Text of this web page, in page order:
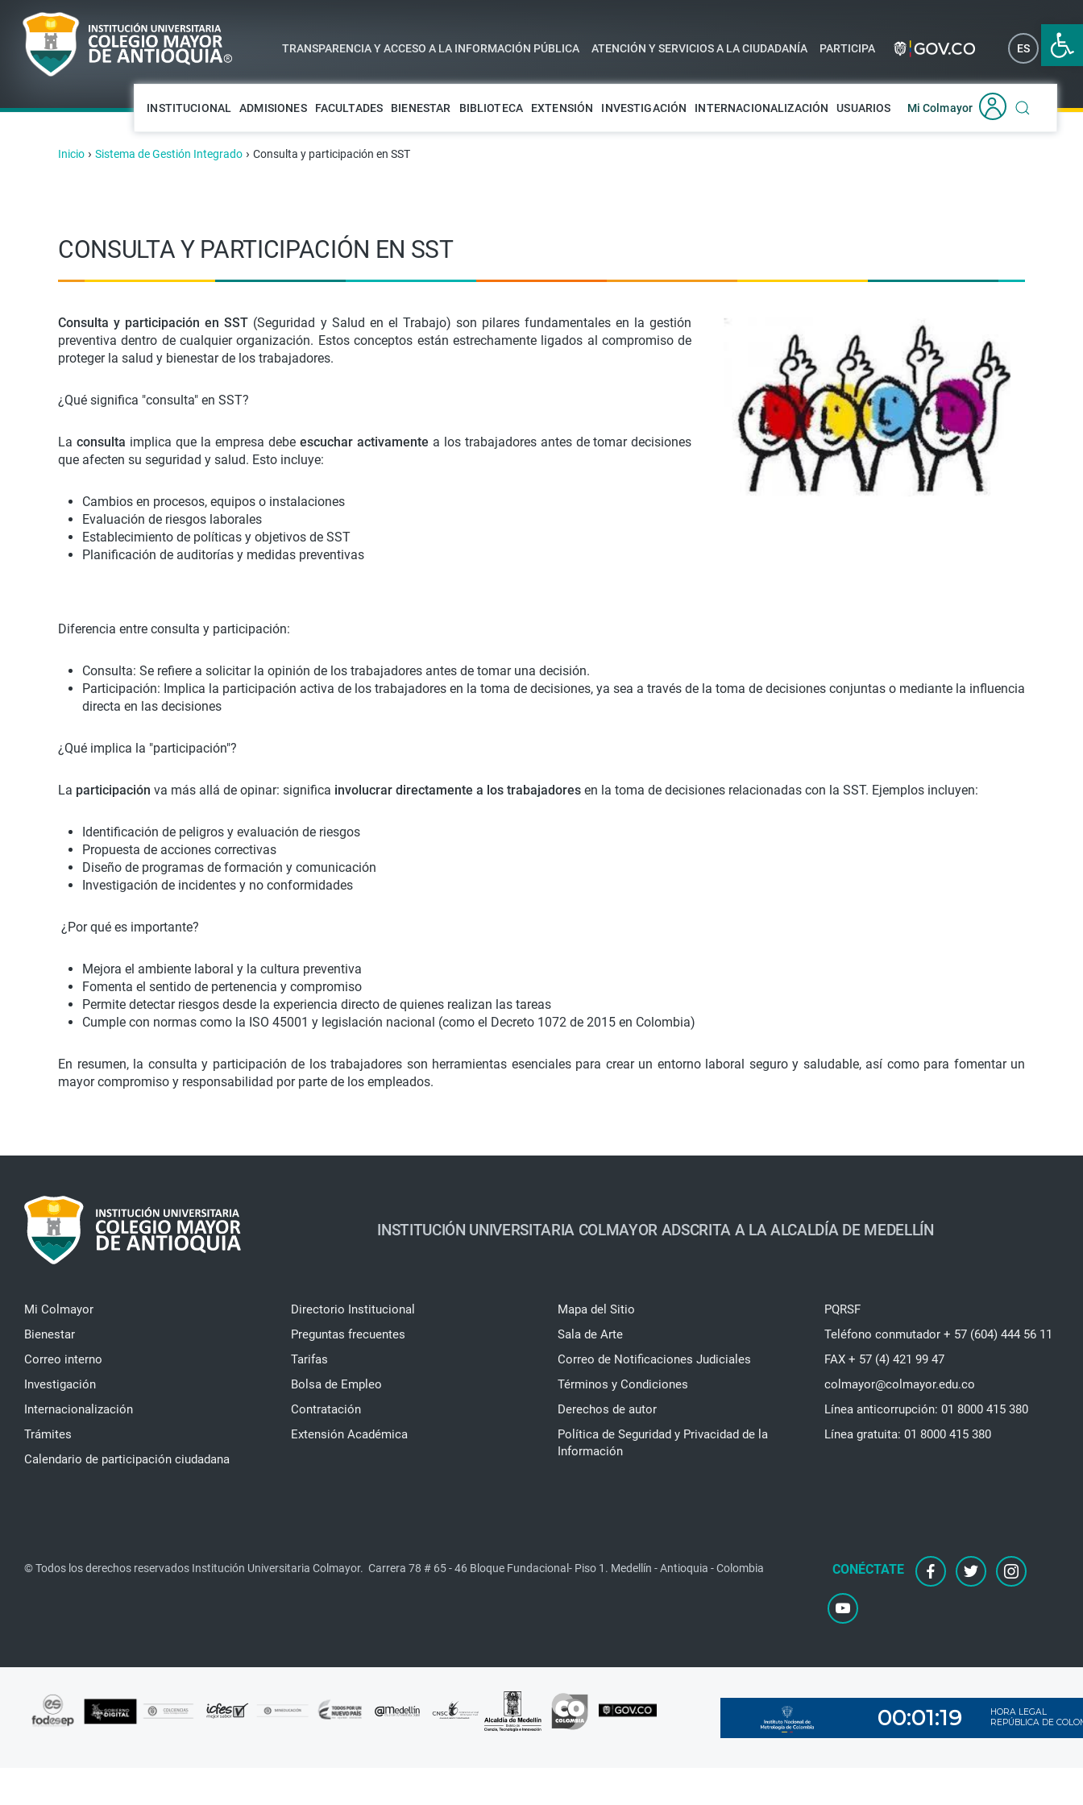
Abrir
TRANSPARENCIA Y ACCESO A LA INFORMACIÓN PÚBLICA ATENCIÓN Y SERVICIOS A LA CIUDADANÍA PARTICIPA ES EN
INSTITUCIONAL ADMISIONES FACULTADES BIENESTAR BIBLIOTECA EXTENSIÓN INVESTIGACIÓN INTERNACIONALIZACIÓN USUARIOS Mi Colmayor
Inicio › Sistema de Gestión Integrado › Consulta y participación en SST
CONSULTA Y PARTICIPACIÓN EN SST
Consulta y participación en SST (Seguridad y Salud en el Trabajo) son pilares fundamentales en la gestión
preventiva dentro de cualquier organización. Estos conceptos están estrechamente ligados al compromiso de
proteger la salud y bienestar de los trabajadores.
¿Qué significa "consulta" en SST?
La consulta implica que la empresa debe escuchar activamente a los trabajadores antes de tomar decisiones
que afecten su seguridad y salud. Esto incluye:
Cambios en procesos, equipos o instalaciones
Evaluación de riesgos laborales
Establecimiento de políticas y objetivos de SST
Planificación de auditorías y medidas preventivas
Diferencia entre consulta y participación:
Consulta: Se refiere a solicitar la opinión de los trabajadores antes de tomar una decisión.
Participación: Implica la participación activa de los trabajadores en la toma de decisiones, ya sea a través de la toma de decisiones conjuntas o mediante la influencia
directa en las decisiones
¿Qué implica la "participación"?
La participación va más allá de opinar: significa involucrar directamente a los trabajadores en la toma de decisiones relacionadas con la SST. Ejemplos incluyen:
Identificación de peligros y evaluación de riesgos
Propuesta de acciones correctivas
Diseño de programas de formación y comunicación
Investigación de incidentes y no conformidades
¿Por qué es importante?
Mejora el ambiente laboral y la cultura preventiva
Fomenta el sentido de pertenencia y compromiso
Permite detectar riesgos desde la experiencia directo de quienes realizan las tareas
Cumple con normas como la ISO 45001 y legislación nacional (como el Decreto 1072 de 2015 en Colombia)
En resumen, la consulta y participación de los trabajadores son herramientas esenciales para crear un entorno laboral seguro y saludable, así como para fomentar un
mayor compromiso y responsabilidad por parte de los empleados.
INSTITUCIÓN UNIVERSITARIA COLMAYOR ADSCRITA A LA ALCALDÍA DE MEDELLÍN
Mi Colmayor
Bienestar
Correo interno
Investigación
Internacionalización
Trámites
Calendario de participación ciudadana
Directorio Institucional
Preguntas frecuentes
Tarifas
Bolsa de Empleo
Contratación
Extensión Académica
Mapa del Sitio
Sala de Arte
Correo de Notificaciones Judiciales
Términos y Condiciones
Derechos de autor
Política de Seguridad y Privacidad de la
Información
PQRSF
Teléfono conmutador + 57 (604) 444 56 11
FAX + 57 (4) 421 99 47
colmayor@colmayor.edu.co
Línea anticorrupción: 01 8000 415 380
Línea gratuita: 01 8000 415 380
© Todos los derechos reservados Institución Universitaria Colmayor. Carrera 78 # 65 - 46 Bloque Fundacional- Piso 1. Medellín - Antioquia - Colombia facebooktwitter instagram
youtube